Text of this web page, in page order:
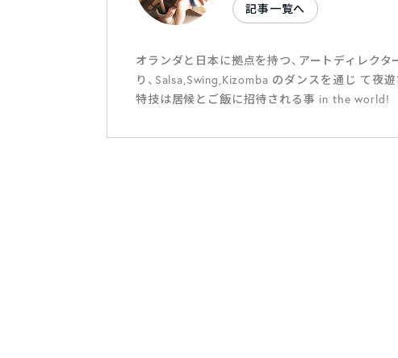
記事一覧へ
オランダと日本に拠点を持つ、アートディレク
り、Salsa,Swing,Kizomba のダンスを通じ て夜
特技は居候とご飯に招待される事 in the world!